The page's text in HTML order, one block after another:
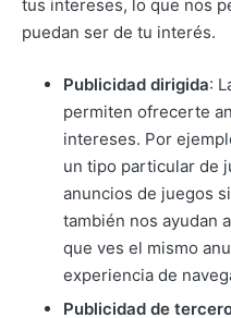
tus intereses, lo que nos
puedan ser de tu interés.
Publicidad dirigida:
permiten ofrecerte
intereses. Por
un tipo particular de
anuncios de juegos
también nos ayudan
que ves el mismo
experiencia de
Publicidad de